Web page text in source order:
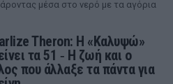
μέσα στο νερό με τα αγόρια
Theron: Η «Καλυψώ»
τα 51 ‑ H ζωή και ο
που άλλαξε τα πάντα για